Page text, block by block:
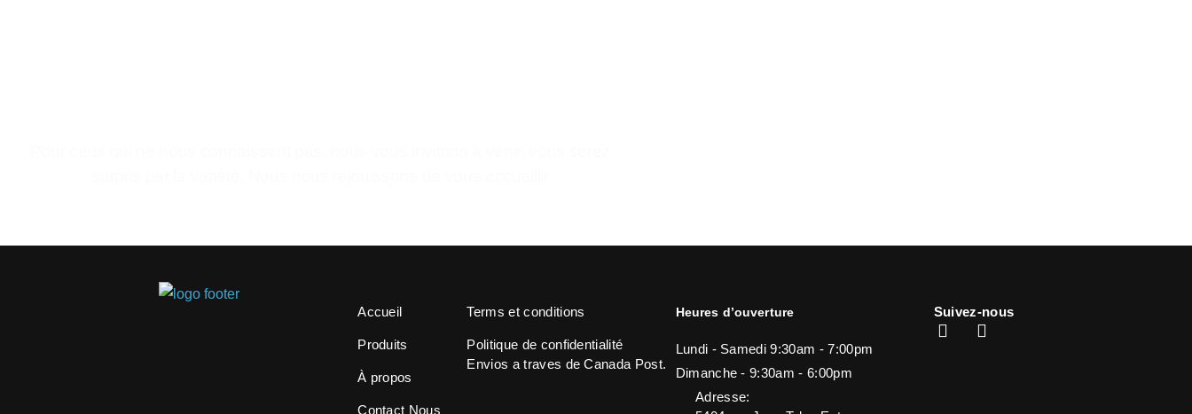
Accueil
Produits
À propos
Contact Nous
Terms et conditions
Politique de confidentialité
Envios a traves de Canada Post.
Heures d’ouverture
Lundi - Samedi 9:30am - 7:00pm
Dimanche - 9:30am - 6:00pm
Adresse:
Suivez-nous